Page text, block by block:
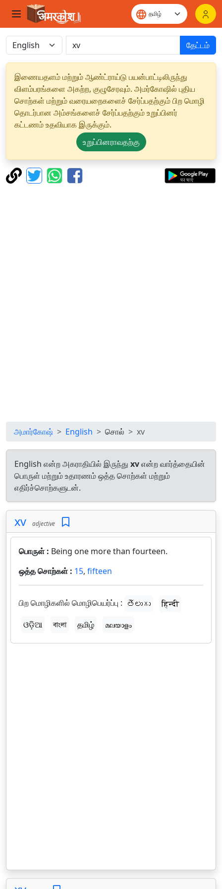
தேட்டம்
இணையதளம் மற்றும் ஆண்ட்ராய்டு பயன்பாட்டிலிருந்து
விளம்பரங்களை அகற்ற, குழுசேரவும். அமர்கோஷில் புதிய
சொற்கள் மற்றும் வரையறைகளைச் சேர்ப்பதற்கும் பிற மொழி
தொடர்பான அம்சங்களைச் சேர்ப்பதற்கும் உறுப்பினர்
கட்டணம் உதவியாக இருக்கும்.
உறுப்பினராவதற்கு
அமார்கோஷ் English சொல் xv
English என்ற அகராதியில் இருந்து xvஎன்ற வார்த்தையின்
பொருள் மற்றும் உதாரணம் ஒத்த சொற்கள் மற்றும்
எதிர்ச்சொற்களுடன்.
xv adjective
பொருள் : Being one more than fourteen.
ஒத்த சொற்கள் : 15, fifteen
பிற மொழிகளில் மொழிபெயர்ப்பு : తెలుగు
हिन्दी
ଓଡ଼ିଆ
বাংলা தமிழ் മലയാളം